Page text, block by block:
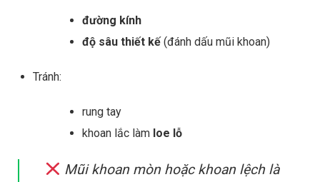
đường kính
độ sâu thiết kế(đánh dấu mũi khoan)
Tránh:
rung tay
khoan lắc làm loe lỗ
Mũi khoan mòn hoặc khoan lệch là